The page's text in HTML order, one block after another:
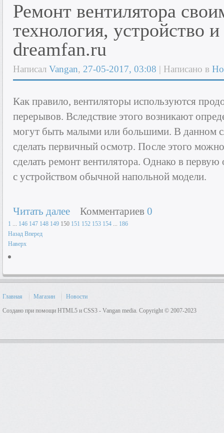
Ремонт вентилятора
технология, устройство
dreamfan.ru
Написал Vangan, 27-05-2017, 03:08 | Написано в
Как правило, вентиляторы используются
перерывов. Вследствие этого возникают
могут быть малыми или большими. В данном
сделать первичный осмотр. После этого
сделать ремонт вентилятора. Однако в
с устройством обычной напольной модели.
Читать далее Комментариев 0
1 ... 146 147 148 149 150 151 152 153 154 ... 186
Назад Вперед
Наверх
Главная Магазин
Новости
Создано при помощи HTML5 и CSS3 - Vangan media. Copyright © 2007-2023